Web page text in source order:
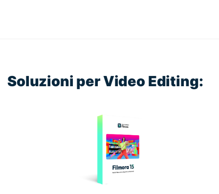
Soluzioni per Video Editing: